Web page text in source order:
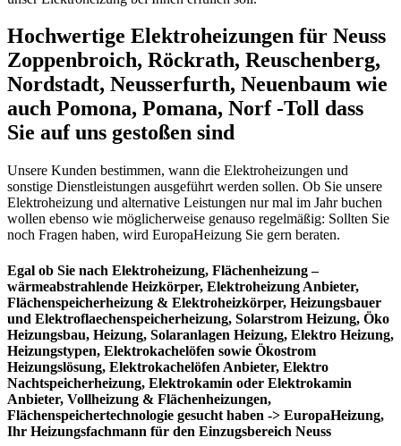
Hochwertige Elektroheizungen für Neuss
Zoppenbroich, Röckrath, Reuschenberg,
Nordstadt, Neusserfurth, Neuenbaum wie
auch Pomona, Pomana, Norf -Toll dass
Sie auf uns gestoßen sind
Unsere Kunden bestimmen, wann die Elektroheizungen und
sonstige Dienstleistungen ausgeführt werden sollen. Ob Sie unsere
Elektroheizung und alternative Leistungen nur mal im Jahr buchen
wollen ebenso wie möglicherweise genauso regelmäßig: Sollten Sie
noch Fragen haben, wird EuropaHeizung Sie gern beraten.
Egal ob Sie nach Elektroheizung, Flächenheizung –
wärmeabstrahlende Heizkörper, Elektroheizung Anbieter,
Flächenspeicherheizung & Elektroheizkörper, Heizungsbauer
und Elektroflaechenspeicherheizung, Solarstrom Heizung, Öko
Heizungsbau, Heizung, Solaranlagen Heizung, Elektro Heizung,
Heizungstypen, Elektrokachelöfen sowie Ökostrom
Heizungslösung, Elektrokachelöfen Anbieter, Elektro
Nachtspeicherheizung, Elektrokamin oder Elektrokamin
Anbieter, Vollheizung & Flächenheizungen,
Flächenspeichertechnologie gesucht haben -> EuropaHeizung,
Ihr Heizungsfachmann für den Einzugsbereich Neuss